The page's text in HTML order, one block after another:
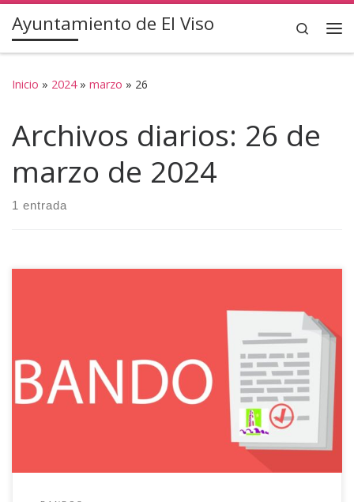
Saltar al contenido
Ayuntamiento de El Viso Search
Inicio » 2024 » marzo » 26
Archivos diarios: 26 de
marzo de 2024
1 entrada
BANDO Como es sabido por los vecin@s de El Viso
(Córdoba), con ocasión de la celebración de la Romería del
Lunes de Pascua en la Huerta de los Frailes, numerosas
familias acuden al referido recinto reservando con mucha
antelación un espacio con cuerdas u otros elementos,